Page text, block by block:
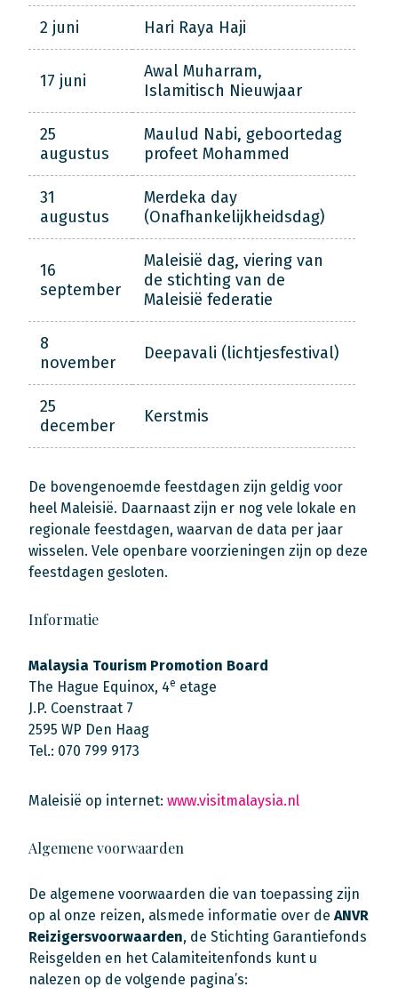
2 juni Hari Raya Haji
17 juni
Awal Muharram,
Islamitisch Nieuwjaar
25
augustus
Maulud Nabi, geboortedag
profeet Mohammed
31
augustus
Merdeka day
(Onafhankelijkheidsdag)
16
september
Maleisië dag, viering van
de stichting van de
Maleisië federatie
8
november
Deepavali (lichtjesfestival)
25
december
Kerstmis
De bovengenoemde feestdagen zijn geldig voor
heel Maleisië. Daarnaast zijn er nog vele lokale en
regionale feestdagen, waarvan de data per jaar
wisselen. Vele openbare voorzieningen zijn op deze
feestdagen gesloten.
Informatie
Malaysia Tourism Promotion Board
The Hague Equinox, 4e etage
J.P. Coenstraat 7
2595 WP Den Haag
Tel.: 070 799 9173
Maleisië op internet: www.visitmalaysia.nl
Algemene voorwaarden
De algemene voorwaarden die van toepassing zijn
op al onze reizen, alsmede informatie over de ANVR
Reizigersvoorwaarden, de Stichting Garantiefonds
Reisgelden en het Calamiteitenfonds kunt u
nalezen op de volgende pagina’s: